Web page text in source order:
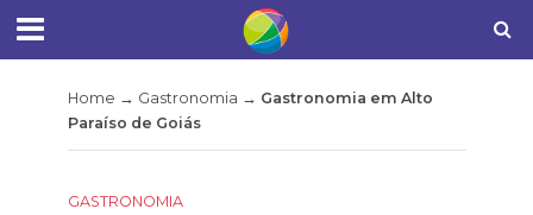
Home → Gastronomia → Gastronomia em Alto
Paraíso de Goiás
GASTRONOMIA